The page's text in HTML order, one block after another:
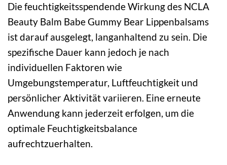
Die feuchtigkeitsspendende Wirkung des NCLA
Beauty Balm Babe Gummy Bear Lippenbalsams
ist darauf ausgelegt, langanhaltend zu sein. Die
spezifische Dauer kann jedoch je nach
individuellen Faktoren wie
Umgebungstemperatur, Luftfeuchtigkeit und
persönlicher Aktivität variieren. Eine erneute
Anwendung kann jederzeit erfolgen, um die
optimale Feuchtigkeitsbalance
aufrechtzuerhalten.